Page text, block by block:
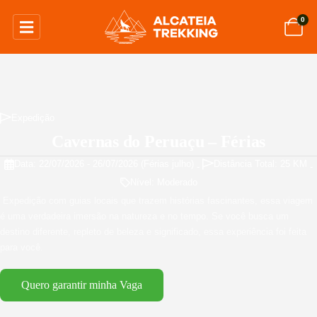
0
Quero garantir minha Vaga